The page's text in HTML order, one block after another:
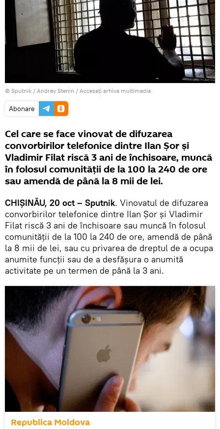
© Sputnik / Andrey Stenin / Accesați arhiva multimedia
Abonare
Cel care se face vinovat de difuzarea
convorbirilor telefonice dintre Ilan Șor și
Vladimir Filat riscă 3 ani de închisoare, muncă
în folosul comunităţii de la 100 la 240 de ore
sau amendă de până la 8 mii de lei.
CHIŞINĂU, 20 oct – Sputnik. Vinovatul de difuzarea
convorbirilor telefonice dintre Ilan Șor și Vladimir
Filat riscă 3 ani de închisoare sau muncă în folosul
comunităţii de la 100 la 240 de ore, amendă de până
la 8 mii de lei, sau cu privarea de dreptul de a ocupa
anumite funcţii sau de a desfăşura o anumită
activitate pe un termen de până la 3 ani.
Republica Moldova